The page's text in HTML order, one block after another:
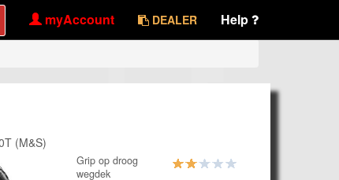
myAccount DEALER Help
(M&S)
Grip op droog
wegdek